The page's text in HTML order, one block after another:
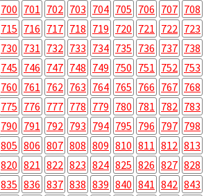
700 701 702 703 704 705 706 707 708
715 716 717 718 719 720 721 722 723
730 731 732 733 734 735 736 737 738
745 746 747 748 749 750 751 752 753
760 761 762 763 764 765 766 767 768
775 776 777 778 779 780 781 782 783
790 791 792 793 794 795 796 797 798
805 806 807 808 809 810 811 812 813
820 821 822 823 824 825 826 827 828
835 836 837 838 839 840 841 842 843